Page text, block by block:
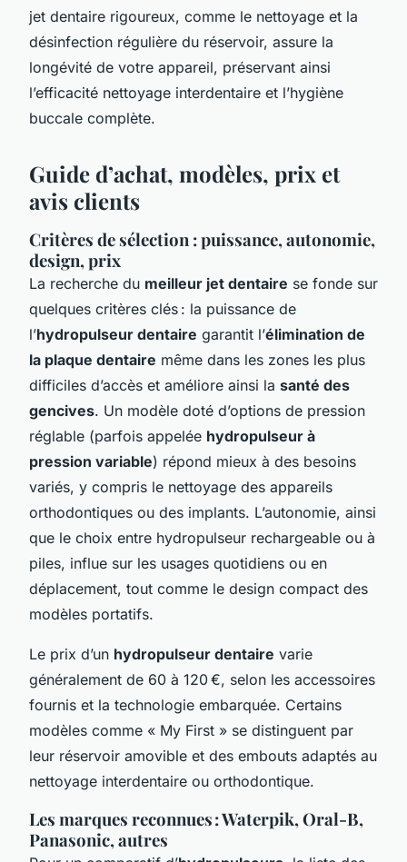
jet dentaire rigoureux, comme le nettoyage et la
désinfection régulière du réservoir, assure la
longévité de votre appareil, préservant ainsi
l’efficacité nettoyage interdentaire et l’hygiène
buccale complète.
Guide d’achat, modèles, prix et
avis clients
Critères de sélection : puissance, autonomie,
design, prix
La recherche du meilleur jet dentaire se fonde sur
quelques critères clés : la puissance de
l’hydropulseur dentaire garantit l’élimination de
la plaque dentaire même dans les zones les plus
difficiles d’accès et améliore ainsi la santé des
gencives. Un modèle doté d’options de pression
réglable (parfois appelée hydropulseur à
pression variable) répond mieux à des besoins
variés, y compris le nettoyage des appareils
orthodontiques ou des implants. L’autonomie, ainsi
que le choix entre hydropulseur rechargeable ou à
piles, influe sur les usages quotidiens ou en
déplacement, tout comme le design compact des
modèles portatifs.
Le prix d’un hydropulseur dentaire varie
généralement de 60 à 120 €, selon les accessoires
fournis et la technologie embarquée. Certains
modèles comme « My First » se distinguent par
leur réservoir amovible et des embouts adaptés au
nettoyage interdentaire ou orthodontique.
Les marques reconnues : Waterpik, Oral-B,
Panasonic, autres